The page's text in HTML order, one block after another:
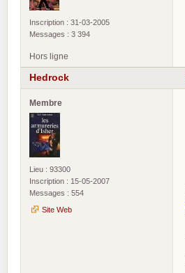
Inscription : 31-03-2005
Messages : 3 394
Hors ligne
Hedrock
Membre
Lieu : 93300
Inscription : 15-05-2007
Messages : 554
Site Web